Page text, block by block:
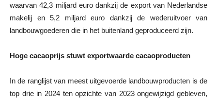
waarvan 42,3 miljard euro dankzij de export van Nederlandse
makelij en 5,2 miljard euro dankzij de wederuitvoer van
landbouwgoederen die in het buitenland geproduceerd zijn.
Hoge cacaoprijs stuwt exportwaarde cacaoproducten
In de ranglijst van meest uitgevoerde landbouwproducten is de
top drie in 2024 ten opzichte van 2023 ongewijzigd gebleven,